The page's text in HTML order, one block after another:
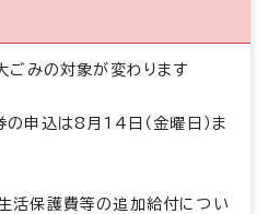
ごみの対象が変わります
の申込は8月14日（金曜日）ま
活保護費等の追加給付につい